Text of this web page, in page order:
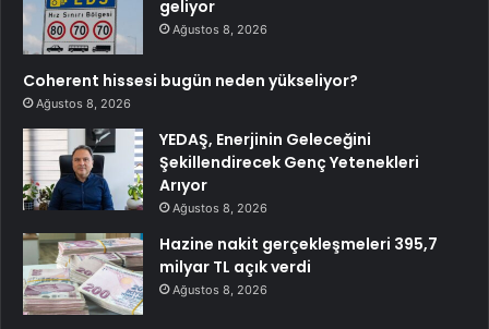
geliyor
Ağustos 8, 2026
Coherent hissesi bugün neden yükseliyor?
Ağustos 8, 2026
YEDAŞ, Enerjinin Geleceğini
Şekillendirecek Genç Yetenekleri
Arıyor
Ağustos 8, 2026
Hazine nakit gerçekleşmeleri 395,7
milyar TL açık verdi
Ağustos 8, 2026